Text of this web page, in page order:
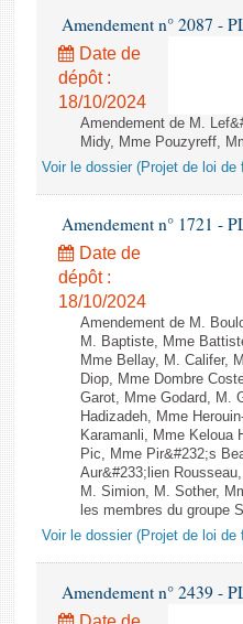
Dossiers législatifs
Budget et sécurité sociale
Questions écrites et orales
Comptes rendus des débats
Amendement n° 2087 -
Date de
dépôt :
18/10/2024
Amendement de M.
Midy, Mme Pouzyreff,
Voir le dossier (Projet de loi de
Amendement n° 1721 -
Date de
dépôt :
18/10/2024
Amendement de M.
M. Baptiste, Mme
Mme Bellay, M. Califer,
Diop, Mme Dombre
Garot, Mme Godard, M.
Hadizadeh, Mme
Karamanli, Mme Keloua
Pic, Mme Pir&#232;s
Aur&#233;lien
M. Simion, M. Sother,
les membres du groupe
Voir le dossier (Projet de loi de
Amendement n° 2439 -